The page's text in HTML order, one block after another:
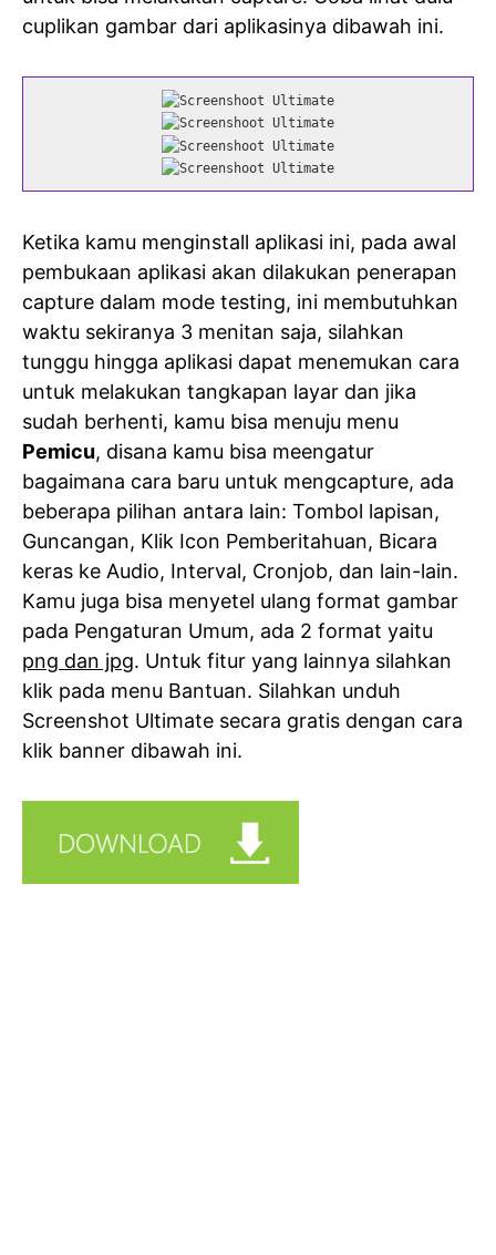
cuplikan gambar dari aplikasinya dibawah ini.
Ketika kamu menginstall aplikasi ini, pada awal
pembukaan aplikasi akan dilakukan penerapan
capture dalam mode testing, ini membutuhkan
waktu sekiranya 3 menitan saja, silahkan
tunggu hingga aplikasi dapat menemukan cara
untuk melakukan tangkapan layar dan jika
sudah berhenti, kamu bisa menuju menu
Pemicu, disana kamu bisa meengatur
bagaimana cara baru untuk mengcapture, ada
beberapa pilihan antara lain: Tombol lapisan,
Guncangan, Klik Icon Pemberitahuan, Bicara
keras ke Audio, Interval, Cronjob, dan lain-lain.
Kamu juga bisa menyetel ulang format gambar
pada Pengaturan Umum, ada 2 format yaitu
png dan jpg. Untuk fitur yang lainnya silahkan
klik pada menu Bantuan. Silahkan unduh
Screenshot Ultimate secara gratis dengan cara
klik banner dibawah ini.